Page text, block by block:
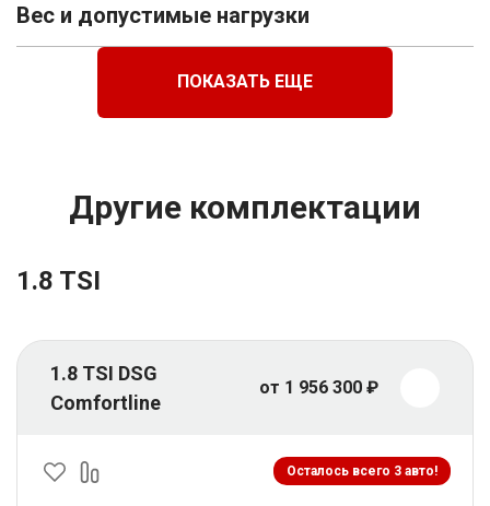
Вес и допустимые нагрузки
ПОКАЗАТЬ ЕЩЕ
Другие комплектации
1.8 TSI
1.8 TSI DSG
Comfortline
от 1 956 300 ₽
Осталось всего 3 авто!